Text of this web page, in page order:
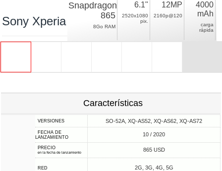
Sony Xperia 5 II
Snapdragon
865
8Go RAM
6.1"
2520x1080
pix.
12MP
2160p@120
4000
mAh
carga
rápida
Características
VERSIONES SO-52A, XQ-AS52, XQ-AS62, XQ-AS72
FECHA DE
LANZAMIENTO
10 / 2020
PRECIO
en la fecha de lanzamiento 865 USD
RED 2G, 3G, 4G, 5G